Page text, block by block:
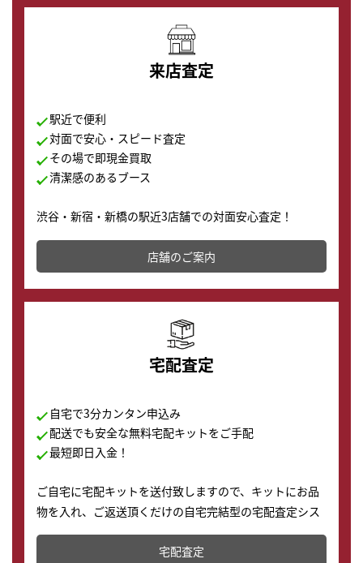
来店査定
駅近で便利
対面で安心・スピード査定
その場で即現金買取
清潔感のあるブース
渋谷・新宿・新橋の駅近3店舗での対面安心査定！
その場で現金買取致します。渋谷本店では、時計販売の
店舗を併設しており、下取りに出してお得に新しい時計
の購入もできます♪
店舗のご案内
宅配査定
自宅で3分カンタン申込み
配送でも安全な無料宅配キットをご手配
最短即日入金！
ご自宅に宅配キットを送付致しますので、キットにお品
物を入れ、ご返送頂くだけの自宅完結型の宅配査定シス
テムです。
配送でも簡単&安全に査定・買取に出すことが可能で
宅配査定